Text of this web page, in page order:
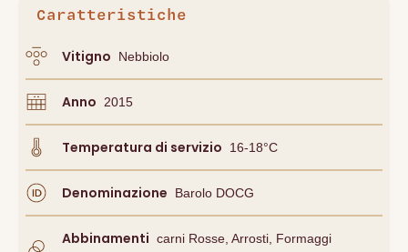
Caratteristiche
Vitigno Nebbiolo
Anno 2015
Temperatura di servizio 16-18°C
Denominazione Barolo DOCG
Abbinamenti Carni Rosse, Arrosti, Formaggi